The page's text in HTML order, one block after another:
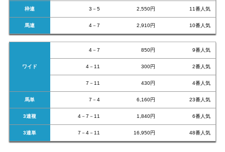
枠連 3－5 2,550円 11番人気
馬連 4－7 2,910円 10番人気
ワイド
4－7 850円 9番人気
4－11 300円 2番人気
7－11 430円 4番人気
馬単 7－4 6,160円 23番人気
3連複 4－7－11 1,840円 6番人気
3連単 7－4－11 16,950円 48番人気